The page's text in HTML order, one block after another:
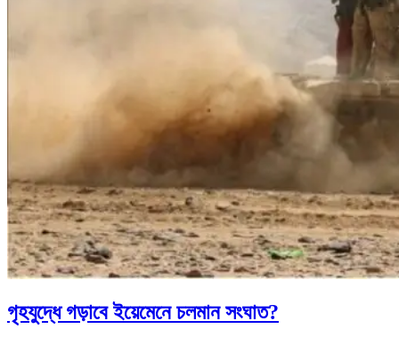
গৃহযুদ্ধে গড়াবে ইয়েমেনে চলমান সংঘাত?